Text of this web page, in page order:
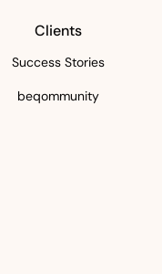
Clients
Success Stories
beqommunity